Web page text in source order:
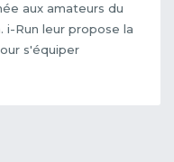
aux amateurs du
i-Run leur propose la
s'équiper